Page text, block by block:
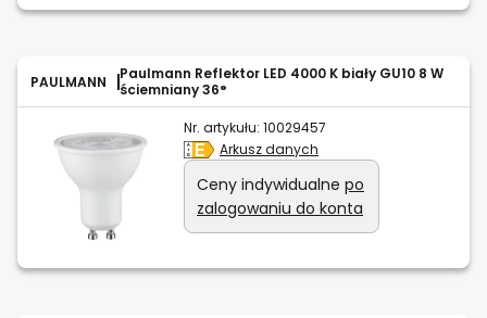
PAULMANN
Paulmann Reflektor LED 4000 K biały GU10 8 W
ściemniany 36°
Nr. artykułu: 10029457
Arkusz danych
Ceny indywidualne po
zalogowaniu do konta